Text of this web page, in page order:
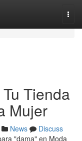
Tienda
Mujer
News
Discuss
"dama" en Moda